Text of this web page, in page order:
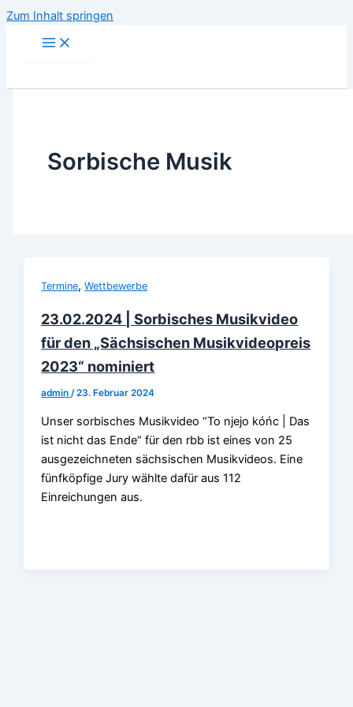
Zum Inhalt springen
Sorbische Musik
Termine,Wettbewerbe
23.02.2024 | Sorbisches Musikvideo
für den „Sächsischen Musikvideopreis
2023“ nominiert
admin/23. Februar 2024
Unser sorbisches Musikvideo “To njejo kóńc | Das
ist nicht das Ende“ für den rbb ist eines von 25
ausgezeichneten sächsischen Musikvideos. Eine
fünfköpfige Jury wählte dafür aus 112
Einreichungen aus.